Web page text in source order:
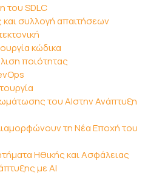
του SDLC
συλλογή απαιτήσεων
κώδικα
ποιότητας
του AIστην Ανάπτυξη
τη Νέα Εποχή του
Ηθικής και Ασφάλειας
με ΑΙ